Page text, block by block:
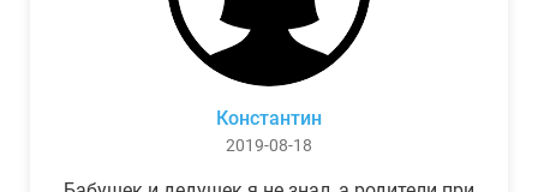
Константин
2019-08-18